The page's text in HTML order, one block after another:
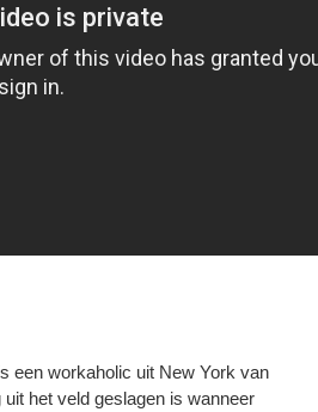
een workaholic uit New York van
het veld geslagen is wanneer